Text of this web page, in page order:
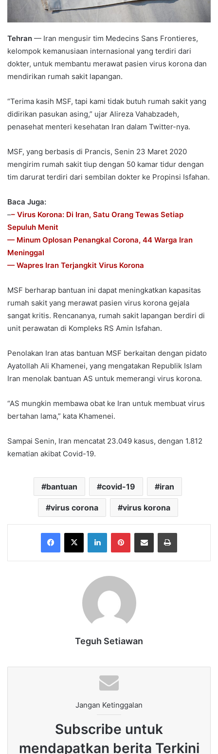
Tehran — Iran mengusir tim Medecins Sans Frontieres,
kelompok kemanusiaan internasional yang terdiri dari
dokter, untuk membantu merawat pasien virus korona dan
mendirikan rumah sakit lapangan.
“Terima kasih MSF, tapi kami tidak butuh rumah sakit yang
didirikan pasukan asing,” ujar Alireza Vahabzadeh,
penasehat menteri kesehatan Iran dalam Twitter-nya.
MSF, yang berbasis di Prancis, Senin 23 Maret 2020
mengirim rumah sakit tiup dengan 50 kamar tidur dengan
tim darurat terdiri dari sembilan dokter ke Propinsi Isfahan.
Baca Juga:
–– Virus Korona: Di Iran, Satu Orang Tewas Setiap
Sepuluh Menit
— Minum Oplosan Penangkal Corona, 44 Warga Iran
Meninggal
— Wapres Iran Terjangkit Virus Korona
MSF berharap bantuan ini dapat meningkatkan kapasitas
rumah sakit yang merawat pasien virus korona gejala
sangat kritis. Rencananya, rumah sakit lapangan berdiri di
unit perawatan di Kompleks RS Amin Isfahan.
Penolakan Iran atas bantuan MSF berkaitan dengan pidato
Ayatollah Ali Khamenei, yang mengatakan Republik Islam
Iran menolak bantuan AS untuk memerangi virus korona.
“AS mungkin membawa obat ke Iran untuk membuat virus
bertahan lama,” kata Khamenei.
Sampai Senin, Iran mencatat 23.049 kasus, dengan 1.812
kematian akibat Covid-19.
bantuan covid-19 iran
virus corona virus korona
Facebook
X LinkedInPinterestShare via Email Print
Teguh Setiawan
Jangan Ketinggalan
Subscribe untuk
mendapatkan berita Terkini